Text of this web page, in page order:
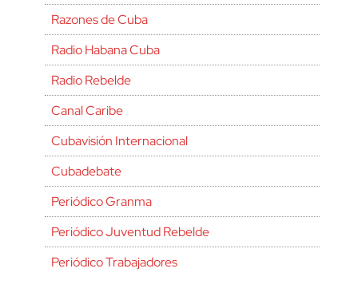
Razones de Cuba
Radio Habana Cuba
Radio Rebelde
Canal Caribe
Cubavisión Internacional
Cubadebate
Periódico Granma
Periódico Juventud Rebelde
Periódico Trabajadores